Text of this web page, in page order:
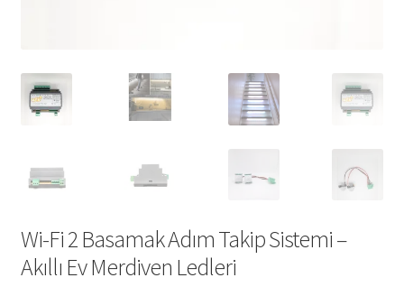
Wi-Fi 2 Basamak Adım Takip Sistemi –
Akıllı Ev Merdiven Ledleri